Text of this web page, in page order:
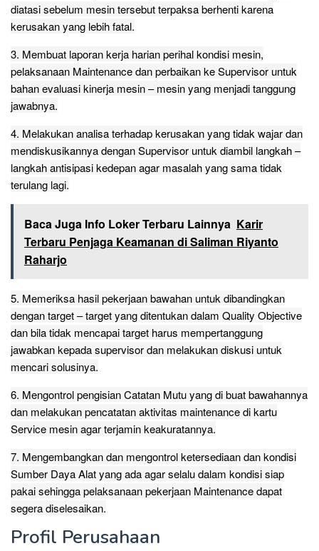
diatasi sebelum mesin tersebut terpaksa berhenti karena
kerusakan yang lebih fatal.
3. Membuat laporan kerja harian perihal kondisi mesin,
pelaksanaan Maintenance dan perbaikan ke Supervisor untuk
bahan evaluasi kinerja mesin – mesin yang menjadi tanggung
jawabnya.
4. Melakukan analisa terhadap kerusakan yang tidak wajar dan
mendiskusikannya dengan Supervisor untuk diambil langkah –
langkah antisipasi kedepan agar masalah yang sama tidak
terulang lagi.
Baca Juga Info Loker Terbaru Lainnya Karir
Terbaru Penjaga Keamanan di Saliman Riyanto
Raharjo
5. Memeriksa hasil pekerjaan bawahan untuk dibandingkan
dengan target – target yang ditentukan dalam Quality Objective
dan bila tidak mencapai target harus mempertanggung
jawabkan kepada supervisor dan melakukan diskusi untuk
mencari solusinya.
6. Mengontrol pengisian Catatan Mutu yang di buat bawahannya
dan melakukan pencatatan aktivitas maintenance di kartu
Service mesin agar terjamin keakuratannya.
7. Mengembangkan dan mengontrol ketersediaan dan kondisi
Sumber Daya Alat yang ada agar selalu dalam kondisi siap
pakai sehingga pelaksanaan pekerjaan Maintenance dapat
segera diselesaikan.
Profil Perusahaan